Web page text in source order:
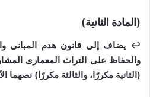
(المادة الثانية)
↩ يضاف إلى قانون هدم المبانى
والحفاظ على التراث المعمارى
(الثانية مكررًا، والثالثة مكررًا) نصهما